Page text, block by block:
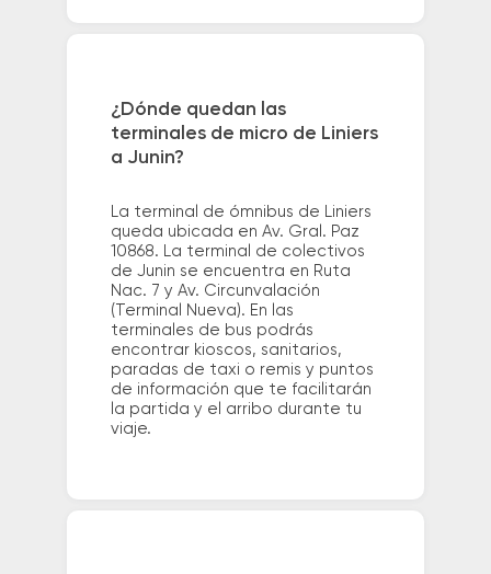
¿Dónde quedan las
terminales de micro de Liniers
a Junin?
La terminal de ómnibus de Liniers
queda ubicada en Av. Gral. Paz
10868. La terminal de colectivos
de Junin se encuentra en Ruta
Nac. 7 y Av. Circunvalación
(Terminal Nueva). En las
terminales de bus podrás
encontrar kioscos, sanitarios,
paradas de taxi o remis y puntos
de información que te facilitarán
la partida y el arribo durante tu
viaje.